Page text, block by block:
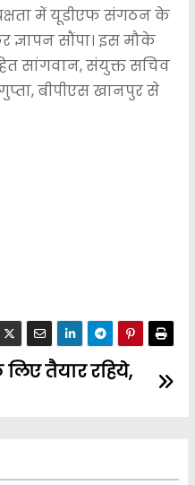
में यूडीएफ संगठन के
ज्ञापन सौंपा। इस मौके
सांगवान, संयुक्त सचिव
बीपीएस खानपुर से
तैयार रहिये,